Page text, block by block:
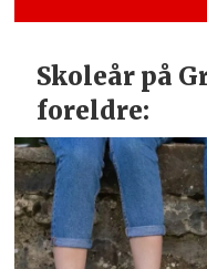
Skoleår på
foreldre: